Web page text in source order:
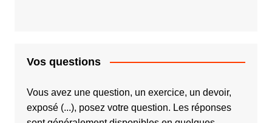
Vos questions
Vous avez une question, un exercice, un devoir,
exposé (...), posez votre question. Les réponses